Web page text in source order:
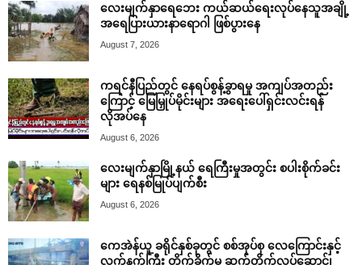
လေးမျက်နှာရေဘေး ကယ်ဆယ်ရေးလုပ်နေသူအချို့
အရေပြားယားနာရောဂါ ဖြစ်ပွားနေ
August 7, 2026
ကရင်နီပြည်တွင် နေရပ်စွန့်ခွာရမှု အကျပ်အတည်း
ကြောင့် မြေမြှုပ်မိုင်းများ အရေးပေါ်ရှင်းလင်းရန်
လိုအပ်နေ
August 6, 2026
လေးမျက်နှာမြို့နယ် ရေကြီးမှုအတွင်း စပါးစိုက်ခင်း
များ ရေနစ်မြုပ်ပျက်စီး
August 6, 2026
ကေအဲန်ယူ ခရိုင်နှစ်ခုတွင် စစ်အုပ်စု လေကြောင်းနှင့်
လက်နက်ကြီး တိုက်ခိုက်မှု ဆက်တိုက်လုပ်ဆောင်၊